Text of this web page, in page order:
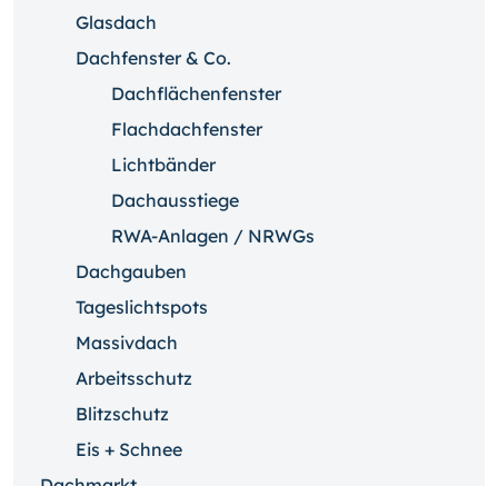
Glasdach
Dachfenster & Co.
Dachflächenfenster
Flachdachfenster
Lichtbänder
Dachausstiege
RWA-Anlagen / NRWGs
Dachgauben
Tageslichtspots
Massivdach
Arbeitsschutz
Blitzschutz
Eis + Schnee